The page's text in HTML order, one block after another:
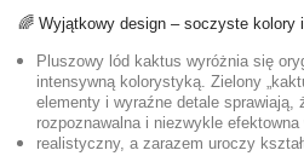
🌈 Wyjątkowy design – soczyste kolory
Pluszowy lód kaktus wyróżnia się
intensywną kolorystyką. Zielony
elementy i wyraźne detale
rozpoznawalna i niezwykle efektowna
realistyczny, a zarazem uroczy